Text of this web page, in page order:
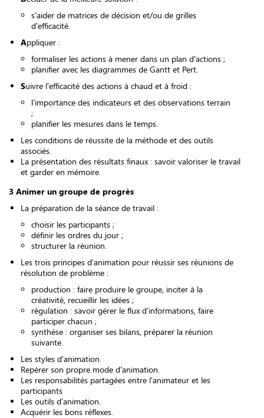
s'aider de matrices de décision et/ou de grilles
d'efficacité.
Appliquer :
formaliser les actions à mener dans un plan d'actions ;
planifier avec les diagrammes de Gantt et Pert.
Suivre l'efficacité des actions à chaud et à froid :
l'importance des indicateurs et des observations terrain
;
planifier les mesures dans le temps.
Les conditions de réussite de la méthode et des outils
associés.
La présentation des résultats finaux : savoir valoriser le travail
et garder en mémoire.
3 Animer un groupe de progrès
La préparation de la séance de travail :
choisir les participants ;
définir les ordres du jour ;
structurer la réunion.
Les trois principes d'animation pour réussir ses réunions de
résolution de problème :
production : faire produire le groupe, inciter à la
créativité, recueillir les idées ;
régulation : savoir gérer le flux d'informations, faire
participer chacun ;
synthèse : organiser ses bilans, préparer la réunion
suivante.
Les styles d'animation.
Repérer son propre mode d'animation.
Les responsabilités partagées entre l'animateur et les
participants
Les outils d'animation.
Acquérir les bons réflexes.